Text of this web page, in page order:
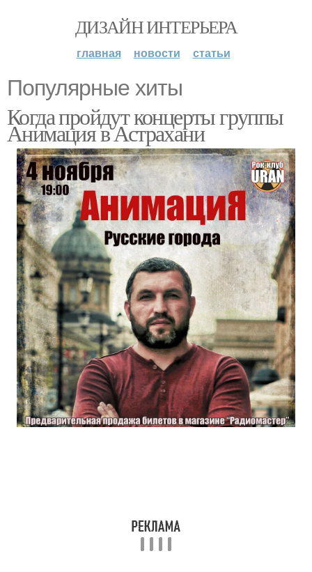
ДИЗАЙН ИНТЕРЬЕРА
главная новости статьи
Популярные хиты
Когда пройдут концерты группы
Анимация в Астрахани